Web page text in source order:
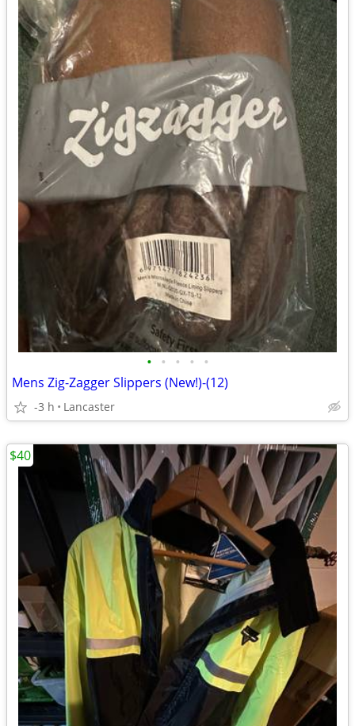
• • • • •
Mens Zig-Zagger Slippers (New!)-(12)
-3 h Lancaster
$40